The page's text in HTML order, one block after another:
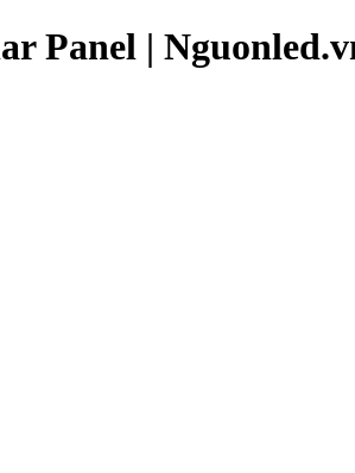
Panel |